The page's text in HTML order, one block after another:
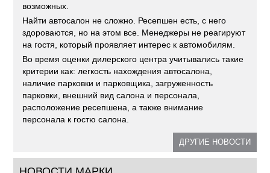
возможных.
Найти автосалон не сложно. Ресепшен есть, с него
здороваются, но на этом все. Менеджеры не реагируют
на гостя, который проявляет интерес к автомобилям.
Во время оценки дилерского центра учитывались такие
критерии как: легкость нахождения автосалона,
наличие парковки и парковщика, загруженность
парковки, внешний вид салона и персонала,
расположение ресепшена, а также внимание
персонала к гостю салона.
ДРУГИЕ НОВОСТИ